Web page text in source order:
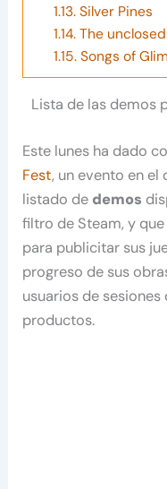
1.13.Silver Pines
1.14.The
1.15.Songs of
Lista de las demos
Este lunes ha dado
Fest, un evento en el
listado de demos
filtro de Steam, y
para publicitar sus
progreso de sus
usuarios de
productos.